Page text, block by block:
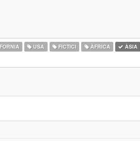
USA FICTICI ÀFRICA ÀSIA